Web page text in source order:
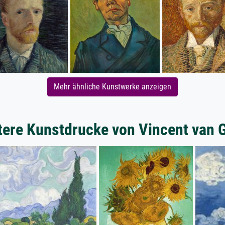
Mehr ähnliche Kunstwerke anzeigen
Kunstdrucke von Vincent van